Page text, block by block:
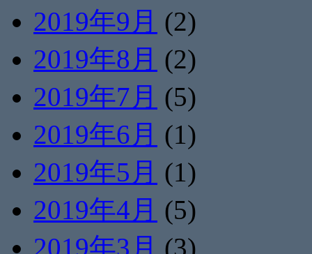
2019年9月 (2)
2019年8月 (2)
2019年7月 (5)
2019年6月 (1)
2019年5月 (1)
2019年4月 (5)
2019年3月 (3)